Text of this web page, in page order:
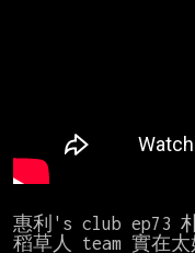
惠利's club ep73